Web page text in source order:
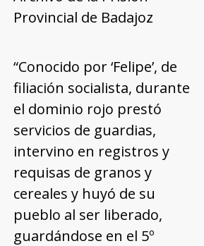
Provincial de Badajoz
“Conocido por ‘Felipe’, de
filiación socialista, durante
el dominio rojo prestó
servicios de guardias,
intervino en registros y
requisas de granos y
cereales y huyó de su
pueblo al ser liberado,
guardándose en el 5º